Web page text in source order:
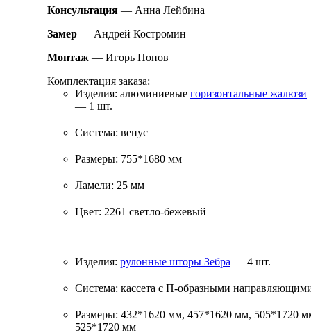
Консультация — Анна Лейбина
Замер — Андрей Костромин
Монтаж — Игорь Попов
Комплектация заказа:
Изделия: алюминиевые горизонтальные жалюзи
— 1 шт.
Система: венус
Размеры: 755*1680 мм
Ламели: 25 мм
Цвет: 2261 светло-бежевый
Изделия: рулонные шторы Зебра — 4 шт.
Система: кассета с П-образными
Размеры: 432*1620 мм, 457*1620 мм, 505*1720
525*1720 мм